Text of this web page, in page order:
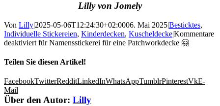
Lilly von Jomely
Von Lilly|2025-05-06T12:24:30+02:0006. Mai 2025|Besticktes,
Individuelle Stickereien, Kinderdecken, Kuscheldecke|Kommentare
deaktiviert für Namensstickerei für eine Patchworkdecke 🤗
Teilen Sie diesen Artikel!
FacebookTwitterRedditLinkedInWhatsAppTumblrPinterestVkE-
Mail
Über den Autor: Lilly